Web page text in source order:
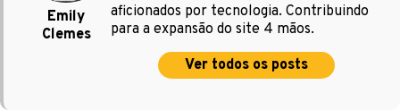
Emily
Clemes
aficionados por tecnologia. Contribuindo
para a expansão do site 4 mãos.
Ver todos os posts